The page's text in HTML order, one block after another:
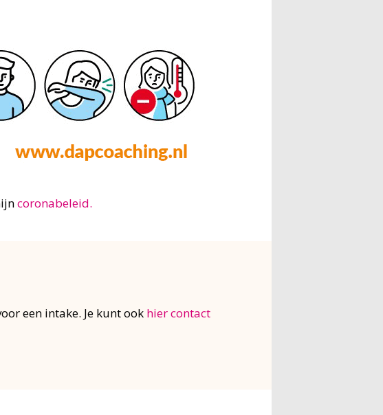
coronabeleid.
een intake. Je kunt ook hier contact